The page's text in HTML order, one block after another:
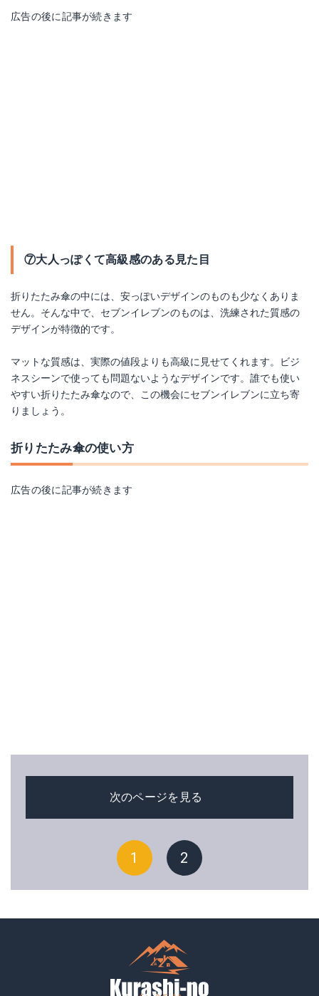
広告の後に記事が続きます
⑦大人っぽくて高級感のある見た目
折りたたみ傘の中には、安っぽいデザインのものも少なくありま
せん。そんな中で、セブンイレブンのものは、洗練された質感の
デザインが特徴的です。
マットな質感は、実際の値段よりも高級に見せてくれます。ビジ
ネスシーンで使っても問題ないようなデザインです。誰でも使い
やすい折りたたみ傘なので、この機会にセブンイレブンに立ち寄
りましょう。
折りたたみ傘の使い方
広告の後に記事が続きます
次のページを見る
1 2